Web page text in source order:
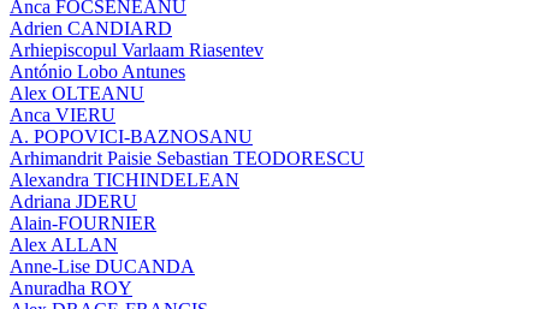
Anca FOCSENEANU
Adrien CANDIARD
Arhiepiscopul Varlaam Riasentev
António Lobo Antunes
Alex OLTEANU
Anca VIERU
A. POPOVICI-BAZNOSANU
Arhimandrit Paisie Sebastian TEODORESCU
Alexandra TICHINDELEAN
Adriana JDERU
Alain-FOURNIER
Alex ALLAN
Anne-Lise DUCANDA
Anuradha ROY